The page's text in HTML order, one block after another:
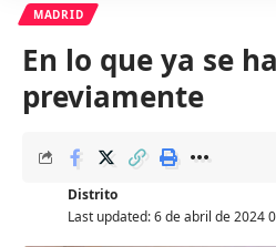
MADRID
En lo que ya se
previamente
Last updated: 6 de abril de 2024
Distrito